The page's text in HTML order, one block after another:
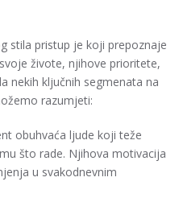
stila pristup je koji prepoznaje
živote, njihove prioritete,
nekih ključnih segmenata na
razumjeti:
obuhvaća ljude koji teže
što rade. Njihova motivacija
u svakodnevnim